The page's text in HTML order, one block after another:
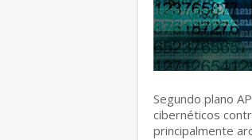
Segundo plano
cibernéticos
principalmente